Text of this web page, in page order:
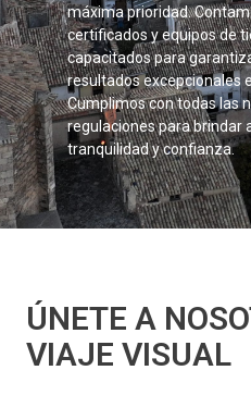
máxima prioridad.
certificados y equipos de
capacitados para
resultados excepcionales
Cumplimos con todas las
regulaciones para brindar
tranquilidad y confianza.
ÚNETE A
VIAJE VISUAL